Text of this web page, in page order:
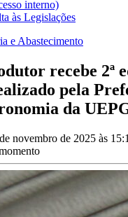
interno)
às Legislações
e Abastecimento
recebe 2ª
pela
da
novembro de 2025 às